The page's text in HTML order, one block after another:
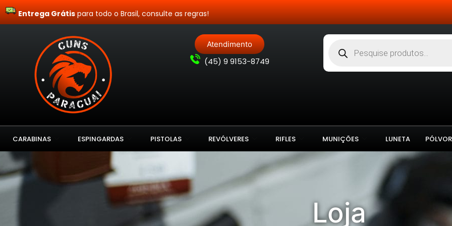
Site Blindado
Entrega Grátispara todo o Brasil, consulte as regras!
Atendimento
(45) 9 9153-8749
CARABINAS ESPINGARDAS PISTOLAS REVÓLVERES RIFLES MUNIÇÕES LUNETA
Loja